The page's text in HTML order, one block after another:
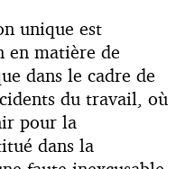
unique est
en matière de
dans le cadre de
du travail, où
pour la
dans la